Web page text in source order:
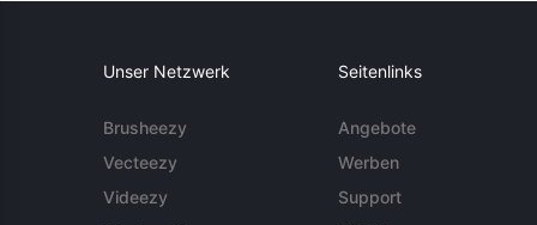
Unser Netzwerk
Brusheezy
Vecteezy
Videezy
Seitenlinks
Angebote
Werben
Support